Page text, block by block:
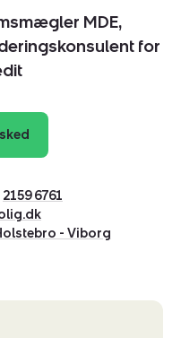
MDE,
for
2159 6761
- Viborg